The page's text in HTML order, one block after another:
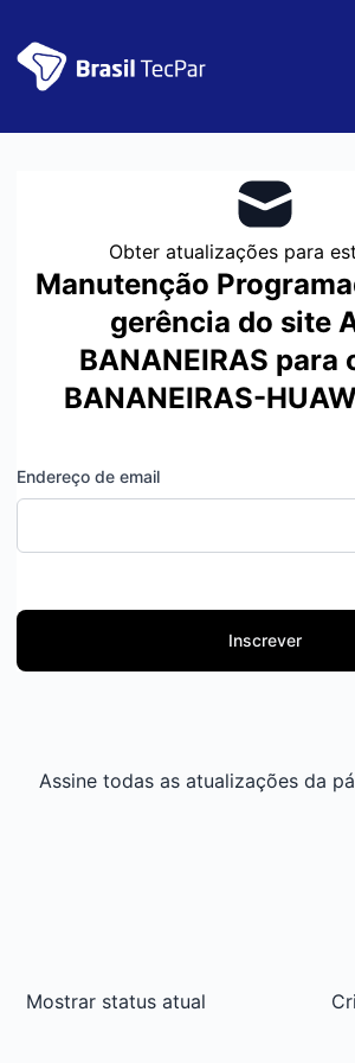
Obter atualizações para
Manutenção
gerência do site
BANANEIRAS para
BANANEIRAS-
Endereço de email
Inscrever
Assine todas as atualizações da
Mostrar status atual